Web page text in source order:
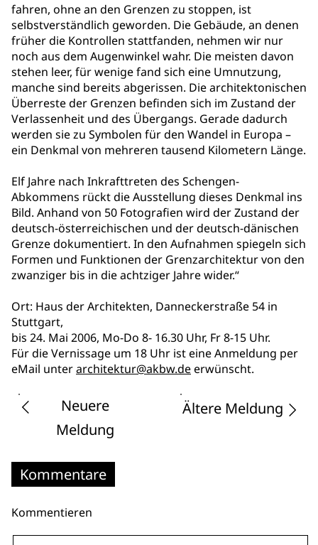
fahren, ohne an den Grenzen zu stoppen, ist
selbstverständlich geworden. Die Gebäude, an denen
früher die Kontrollen stattfanden, nehmen wir nur
noch aus dem Augenwinkel wahr. Die meisten davon
stehen leer, für wenige fand sich eine Umnutzung,
manche sind bereits abgerissen. Die architektonischen
Überreste der Grenzen befinden sich im Zustand der
Verlassenheit und des Übergangs. Gerade dadurch
werden sie zu Symbolen für den Wandel in Europa –
ein Denkmal von mehreren tausend Kilometern Länge.
Elf Jahre nach Inkrafttreten des Schengen-
Abkommens rückt die Ausstellung dieses Denkmal ins
Bild. Anhand von 50 Fotografien wird der Zustand der
deutsch-österreichischen und der deutsch-dänischen
Grenze dokumentiert. In den Aufnahmen spiegeln sich
Formen und Funktionen der Grenzarchitektur von den
zwanziger bis in die achtziger Jahre wider.“
Ort: Haus der Architekten, Danneckerstraße 54 in
Stuttgart,
bis 24. Mai 2006, Mo-Do 8- 16.30 Uhr, Fr 8-15 Uhr.
Für die Vernissage um 18 Uhr ist eine Anmeldung per
eMail unterarchitektur@akbw.deerwünscht.
Neuere
Meldung
Ältere Meldung
Kommentare
Kommentieren